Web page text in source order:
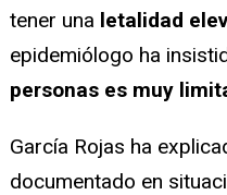
tener una letalidad
epidemiólogo ha
personas es muy
García Rojas ha
documentado en